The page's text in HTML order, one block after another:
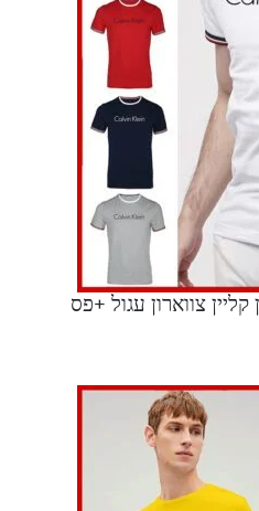
צווארון עגול +פס